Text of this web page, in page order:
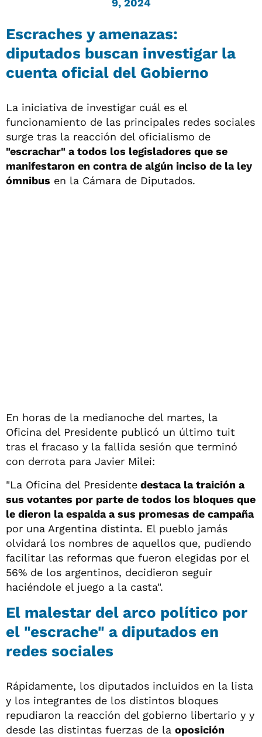
Escraches y amenazas:
diputados buscan investigar la
cuenta oficial del Gobierno
La iniciativa de investigar cuál es el
funcionamiento de las principales redes sociales
surge tras la reacción del oficialismo de
"escrachar" a todos los legisladores que se
manifestaron en contra de algún inciso de la ley
ómnibus en la Cámara de Diputados.
En horas de la medianoche del martes, la
Oficina del Presidente publicó un último tuit
tras el fracaso y la fallida sesión que terminó
con derrota para Javier Milei:
"La Oficina del Presidente destaca la traición a
sus votantes por parte de todos los bloques que
le dieron la espalda a sus promesas de campaña
por una Argentina distinta. El pueblo jamás
olvidará los nombres de aquellos que, pudiendo
facilitar las reformas que fueron elegidas por el
56% de los argentinos, decidieron seguir
haciéndole el juego a la casta".
El malestar del arco político por
el "escrache" a diputados en
redes sociales
Rápidamente, los diputados incluidos en la lista
y los integrantes de los distintos bloques
repudiaron la reacción del gobierno libertario y y
desde las distintas fuerzas de la oposición